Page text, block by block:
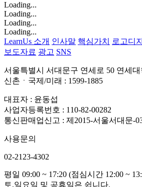
Loading...
Loading...
Loading...
Loading...
LearnUs 소개 인사말 핵심가치
로고디
보도자료 광고 SNS
서울특별시 서대문구 연세로 50 연세대
신촌ㆍ국제/미래 : 1599-1885
대표자 : 윤동섭
사업자등록번호 : 110-82-00282
통신판매업신고 : 제2015-서울서대문-
사용문의
02-2123-4302
평일 09:00 ~ 17:20 (점심시간 12:00 ~
토,일요일 및 공휴일은 쉽니다.